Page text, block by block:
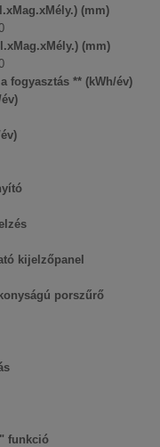
(mm)
(mm)
fogyasztás ** (kWh/év)
kijelzőpanel
porszűrő
funkció